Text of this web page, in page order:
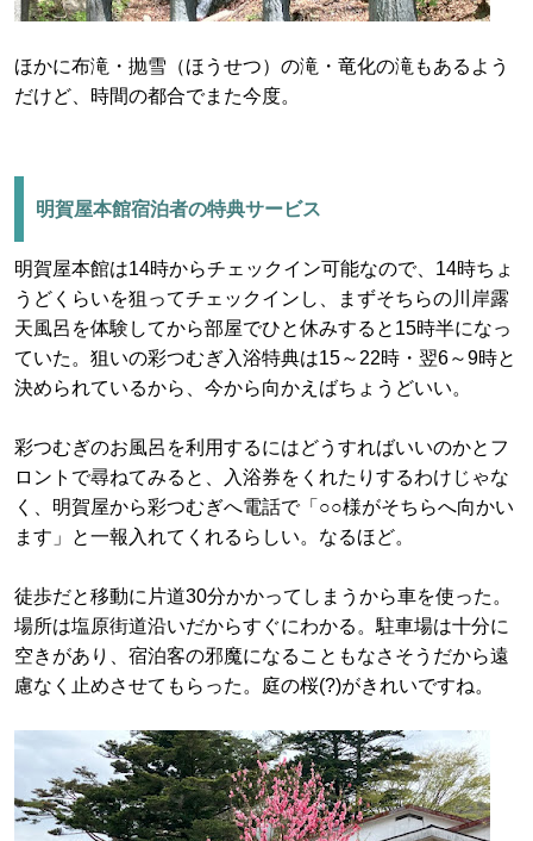
ほかに布滝・抛雪（ほうせつ）の滝・竜化の滝もあるよう
だけど、時間の都合でまた今度。
明賀屋本館宿泊者の特典サービス
明賀屋本館は14時からチェックイン可能なので、14時ちょ
うどくらいを狙ってチェックインし、まずそちらの川岸露
天風呂を体験してから部屋でひと休みすると15時半になっ
ていた。狙いの彩つむぎ入浴特典は15～22時・翌6～9時と
決められているから、今から向かえばちょうどいい。
彩つむぎのお風呂を利用するにはどうすればいいのかとフ
ロントで尋ねてみると、入浴券をくれたりするわけじゃな
く、明賀屋から彩つむぎへ電話で「○○様がそちらへ向かい
ます」と一報入れてくれるらしい。なるほど。
徒歩だと移動に片道30分かかってしまうから車を使った。
場所は塩原街道沿いだからすぐにわかる。駐車場は十分に
空きがあり、宿泊客の邪魔になることもなさそうだから遠
慮なく止めさせてもらった。庭の桜(?)がきれいですね。